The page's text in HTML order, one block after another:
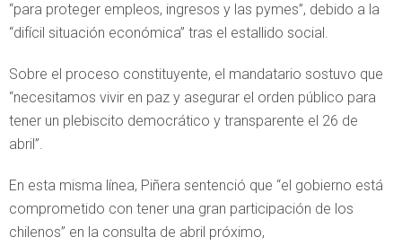
“para proteger empleos, ingresos y las pymes”, debido a la
“difícil situación económica” tras el estallido social.
Sobre el proceso constituyente, el mandatario sostuvo que
“necesitamos vivir en paz y asegurar el orden público para
tener un plebiscito democrático y transparente el 26 de
abril”.
En esta misma línea, Piñera sentenció que “el gobierno está
comprometido con tener una gran participación de los
chilenos” en la consulta de abril próximo,